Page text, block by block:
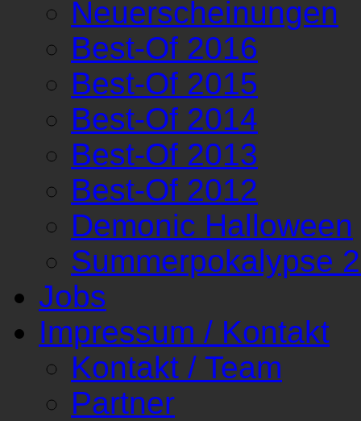
Neuerscheinungen
Best-Of 2016
Best-Of 2015
Best-Of 2014
Best-Of 2013
Best-Of 2012
Demonic Halloween
Summerpokalypse
Jobs
Impressum / Kontakt
Kontakt / Team
Partner